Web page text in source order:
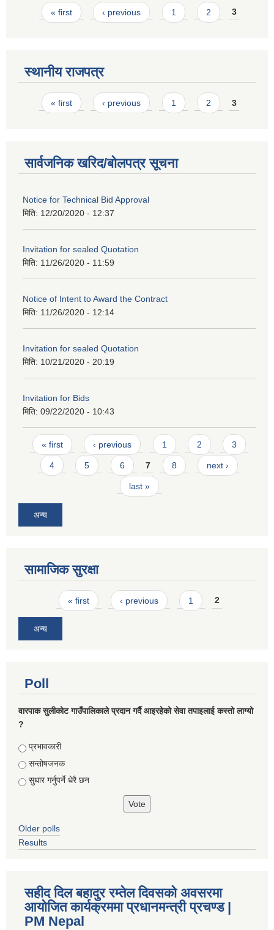
Pages
« first ‹ previous 1 2 3
स्थानीय राजपत्र
Pages
« first ‹ previous 1 2 3
सार्वजनिक खरिद/बोलपत्र सूचना
Notice for Technical Bid Approval
मिति: 12/20/2020 - 12:37
Invitation for sealed Quotation
मिति: 11/26/2020 - 11:59
Notice of Intent to Award the Contract
मिति: 11/26/2020 - 12:14
Invitation for sealed Quotation
मिति: 10/21/2020 - 20:19
Invitation for Bids
मिति: 09/22/2020 - 10:43
Pages
« first ‹ previous 1 2 3
4 5 6 7 8 next ›
last »
अन्य
सामाजिक सुरक्षा
Pages« first ‹ previous 1 2
अन्य
Poll
वारपाक सुलीकोट गाउँपालिकाले प्रदान गर्दै आइरहेको सेवा तपाइलाई कस्तो लाग्यो
?
Choices
प्रभावकारी
सन्तोषजनक
सुधार गर्नुपर्ने धेरै छन
Older polls
Results
सहीद दिल बहादुर रम्तेल दिवसको अवसरमा
आयोजित कार्यक्रममा प्रधानमन्त्री प्रचण्ड |
PM Nepal